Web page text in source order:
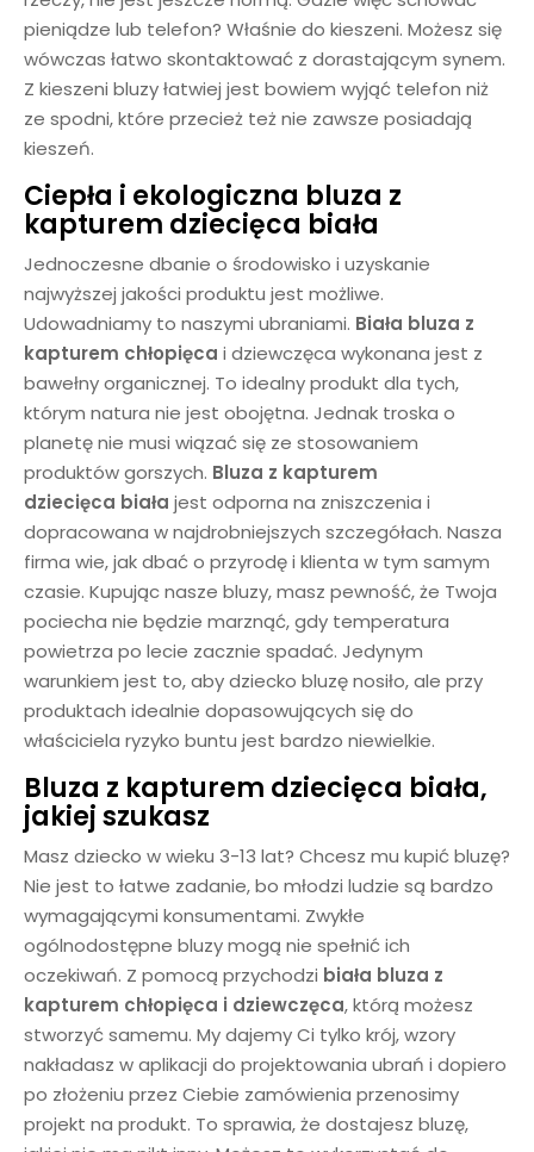
pieniądze lub telefon? Właśnie do kieszeni. Możesz się
wówczas łatwo skontaktować z dorastającym synem.
Z kieszeni bluzy łatwiej jest bowiem wyjąć telefon niż
ze spodni, które przecież też nie zawsze posiadają
kieszeń.
Ciepła i ekologiczna bluza z
kapturem dziecięca biała
Jednoczesne dbanie o środowisko i uzyskanie
najwyższej jakości produktu jest możliwe.
Udowadniamy to naszymi ubraniami. Biała bluza z
kapturem chłopięca i dziewczęca wykonana jest z
bawełny organicznej. To idealny produkt dla tych,
którym natura nie jest obojętna. Jednak troska o
planetę nie musi wiązać się ze stosowaniem
produktów gorszych. Bluza z kapturem
dziecięca biała jest odporna na zniszczenia i
dopracowana w najdrobniejszych szczegółach. Nasza
firma wie, jak dbać o przyrodę i klienta w tym samym
czasie. Kupując nasze bluzy, masz pewność, że Twoja
pociecha nie będzie marznąć, gdy temperatura
powietrza po lecie zacznie spadać. Jedynym
warunkiem jest to, aby dziecko bluzę nosiło, ale przy
produktach idealnie dopasowujących się do
właściciela ryzyko buntu jest bardzo niewielkie.
Bluza z kapturem dziecięca biała,
jakiej szukasz
Masz dziecko w wieku 3-13 lat? Chcesz mu kupić bluzę?
Nie jest to łatwe zadanie, bo młodzi ludzie są bardzo
wymagającymi konsumentami. Zwykłe
ogólnodostępne bluzy mogą nie spełnić ich
oczekiwań. Z pomocą przychodzi biała bluza z
kapturem chłopięca i dziewczęca, którą możesz
stworzyć samemu. My dajemy Ci tylko krój, wzory
nakładasz w aplikacji do projektowania ubrań i dopiero
po złożeniu przez Ciebie zamówienia przenosimy
projekt na produkt. To sprawia, że dostajesz bluzę,